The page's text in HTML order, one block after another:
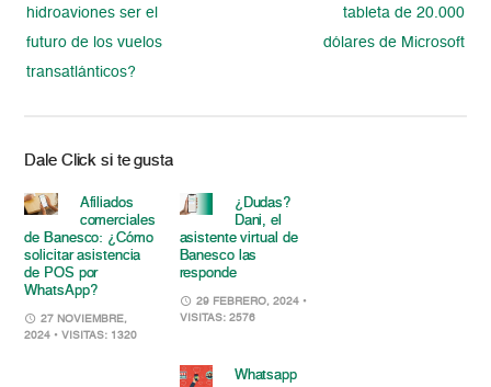
hidroaviones ser el
futuro de los vuelos
transatlánticos?
tableta de 20.000
dólares de Microsoft
Dale Click si te gusta
Afiliados
comerciales
de Banesco: ¿Cómo
solicitar asistencia
de POS por
WhatsApp?
27 NOVIEMBRE,
2024 • VISITAS: 1320
¿Dudas?
Dani, el
asistente virtual de
Banesco las
responde
29 FEBRERO, 2024 •
VISITAS: 2576
Whatsapp